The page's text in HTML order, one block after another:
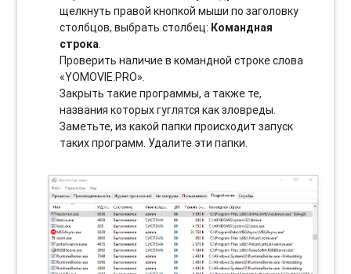
щелкнуть правой кнопкой мыши по заголовку
столбцов, выбрать столбец: Командная
строка.
Проверить наличие в командной строке слова
«YOMOVIE.PRO».
Закрыть такие программы, а также те,
названия которых гуглятся как зловреды.
Заметьте, из какой папки происходит запуск
таких программ. Удалите эти папки.